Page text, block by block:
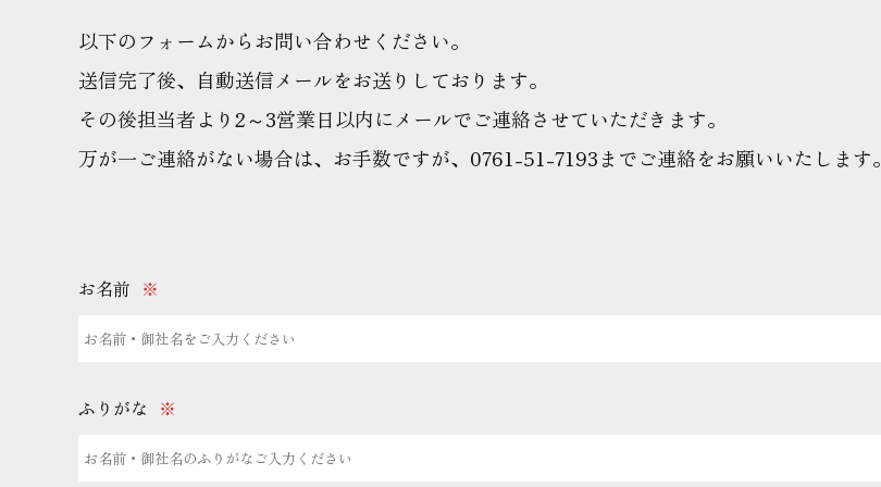
以下のフォームからお問い合わせください。
送信完了後、自動送信メールをお送りしております。
その後担当者より2～3営業日以内にメールでご連絡させていただきます。
万が一ご連絡がない場合は、お手数ですが、0761-51-7193までご連絡をお願いいたします。
お名前 ※
ふりがな ※